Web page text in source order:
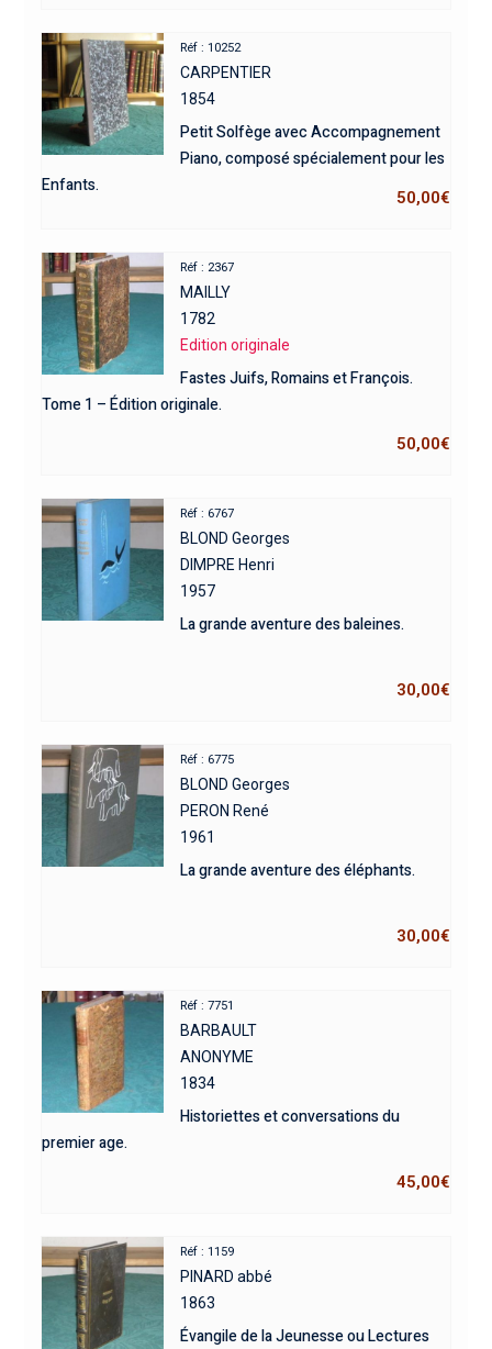
Réf : 10252
CARPENTIER
1854
Petit Solfège avec Accompagnement
Piano, composé spécialement pour les
Enfants.
50,00€
Réf : 2367
MAILLY
1782
Edition originale
Fastes Juifs, Romains et François.
Tome 1 – Édition originale.
50,00€
Réf : 6767
BLOND Georges
DIMPRE Henri
1957
La grande aventure des baleines.
30,00€
Réf : 6775
BLOND Georges
PERON René
1961
La grande aventure des éléphants.
30,00€
Réf : 7751
BARBAULT
ANONYME
1834
Historiettes et conversations du
premier age.
45,00€
Réf : 1159
PINARD abbé
1863
Évangile de la Jeunesse ou Lectures